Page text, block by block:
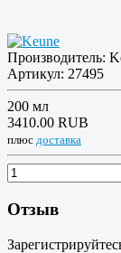
Производитель:
Артикул: 27495
200 мл
3410.00 RUB
плюс доставка
Отзыв